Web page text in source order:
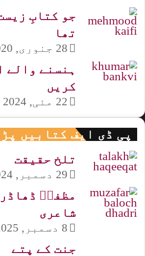
جو کتابِ
تھا
28 جنوری, 2020
ہنسنے والے
کریں
22 مئی, 2024
پی ڈی ایف کتابیں
تلخ حقیقت
29 دسمبر, 2024
مظفرؔ
شاعری
8 دسمبر, 2025
جنت کے پتے